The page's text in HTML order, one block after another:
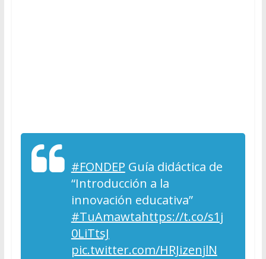
#FONDEP Guía didáctica de
“Introducción a la
innovación educativa”
#TuAmawtahttps://t.co/s1j
0LiTtsJ
pic.twitter.com/HRJizenjlN